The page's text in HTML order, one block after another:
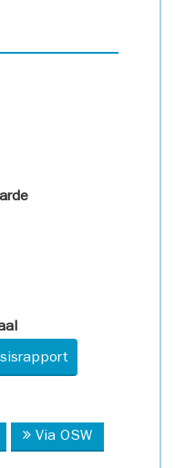
Via OSW